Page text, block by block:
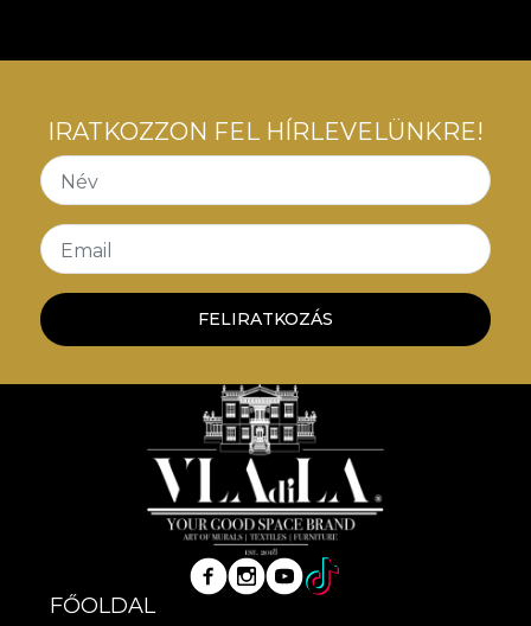
IRATKOZZON FEL HÍRLEVELÜNKRE!
Név
Email
FELIRATKOZÁS
FŐOLDAL